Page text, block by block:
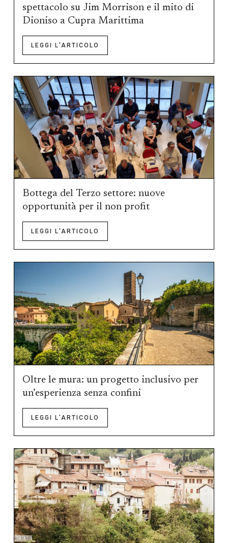
spettacolo su Jim Morrison e il mito di
Dioniso a Cupra Marittima
LEGGI L'ARTICOLO
Bottega del Terzo settore: nuove
opportunità per il non profit
LEGGI L'ARTICOLO
Oltre le mura: un progetto inclusivo per
un’esperienza senza confini
LEGGI L'ARTICOLO